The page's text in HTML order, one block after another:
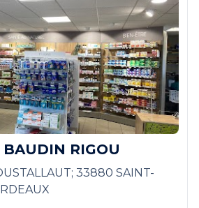
RIGOU
33880 SAINT-